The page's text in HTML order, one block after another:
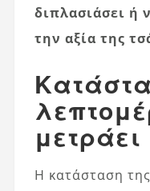
διπλασιάσει ή
την αξία της
μετράει
Η κατάσταση